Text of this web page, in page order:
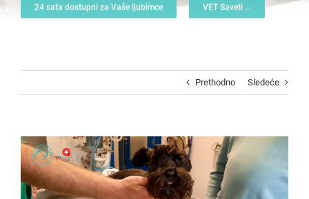
24 sata dostupni za Vaše ljubimce VET Saveti ...
Prethodno Sledeće
View
Larger
Image